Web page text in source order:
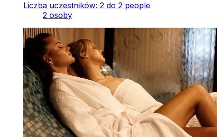
Liczba uczestników: 2 do 2 people
2 osoby